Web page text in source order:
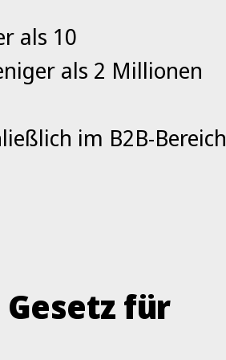
als 10
als 2 Millionen
im B2B-Bereich
für